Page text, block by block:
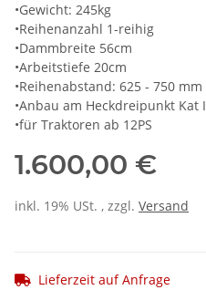
•Gewicht: 245kg
•Reihenanzahl 1-reihig
•Dammbreite 56cm
•Arbeitstiefe 20cm
•Reihenabstand: 625 - 750 mm
•Anbau am Heckdreipunkt Kat I
•für Traktoren ab 12PS
1.600,00 €
inkl. 19% USt. , zzgl. Versand
Lieferzeit auf Anfrage